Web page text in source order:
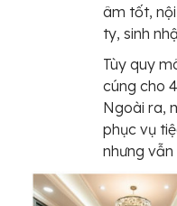
âm tốt,
ty, sinh
Tùy quy
cúng cho
Ngoài ra,
phục vụ
nhưng vẫn